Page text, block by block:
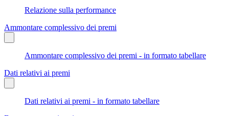
Relazione sulla performance
Ammontare complessivo dei premi
Ammontare complessivo dei premi - in formato tabellare
Dati relativi ai premi
Dati relativi ai premi - in formato tabellare